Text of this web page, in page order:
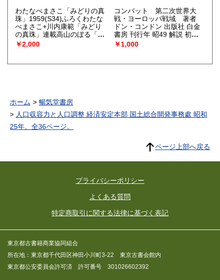
わたなべまさこ「みどりの真
珠」1959(S34)ふろくわたな
べまさこ+川内康範「みどり
の真珠」連載高山のぼる「岬
の少女」読切鳥海やすと「ゆ
きわり少女」読切【サイズ】
￥2,000
コンバット 第二次世界大
戦・ヨーロッパ戦域 著者
ドン・コンドン 出版社 白金
書房 刊行年 昭49 解説 初版
カバー付
￥1,000
ホーム
暢気堂書房
人口収容力と人口調整 経済安定本部 国土総合開発事務處 昭和
25年。全36ページ。
ページ上部へ戻る
プライバシーポリシー
よくある質問
特定商取引に関する法律に基づく表記
東京都古書籍商業協同組合
所在地：東京都千代田区神田小川町3-22 東京古書会館内
東京都公安委員会許可済 許可番号 301026602392